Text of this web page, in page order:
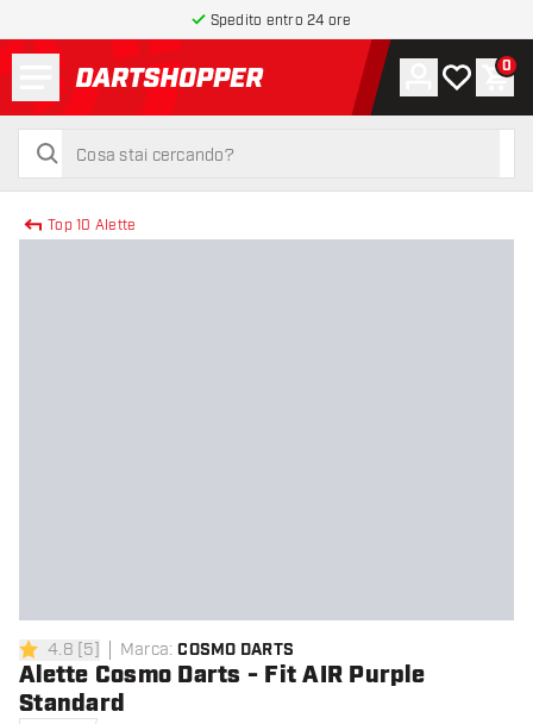
Spedito entro 24 ore
torna alla home page
cerca
cerca
Account
La mia0
Top 10 Alette
4.8 stelle di valutazione
4.8 [5] Marca: COSMO DARTS
Alette Cosmo Darts - Fit AIR Purple
Standard